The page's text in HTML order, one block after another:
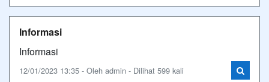
Informasi
Informasi
12/01/2023 13:35 - Oleh admin - Dilihat 599 kali